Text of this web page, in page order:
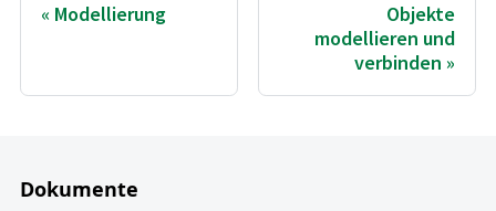
Modellierung
Objekte
modellieren und
verbinden
Dokumente